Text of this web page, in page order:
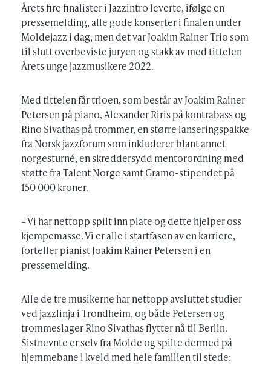
Årets fire finalister i Jazzintro leverte, ifølge en
pressemelding, alle gode konserter i finalen under
Moldejazz i dag, men det var Joakim Rainer Trio som
til slutt overbeviste juryen og stakk av med tittelen
Årets unge jazzmusikere 2022.
Med tittelen får trioen, som består av Joakim Rainer
Petersen på piano, Alexander Riris på kontrabass og
Rino Sivathas på trommer, en større lanseringspakke
fra Norsk jazzforum som inkluderer blant annet
norgesturné, en skreddersydd mentorordning med
støtte fra Talent Norge samt Gramo-stipendet på
150 000 kroner.
– Vi har nettopp spilt inn plate og dette hjelper oss
kjempemasse. Vi er alle i startfasen av en karriere,
forteller pianist Joakim Rainer Petersen i en
pressemelding.
Alle de tre musikerne har nettopp avsluttet studier
ved jazzlinja i Trondheim, og både Petersen og
trommeslager Rino Sivathas flytter nå til Berlin.
Sistnevnte er selv fra Molde og spilte dermed på
hjemmebane i kveld med hele familien til stede: